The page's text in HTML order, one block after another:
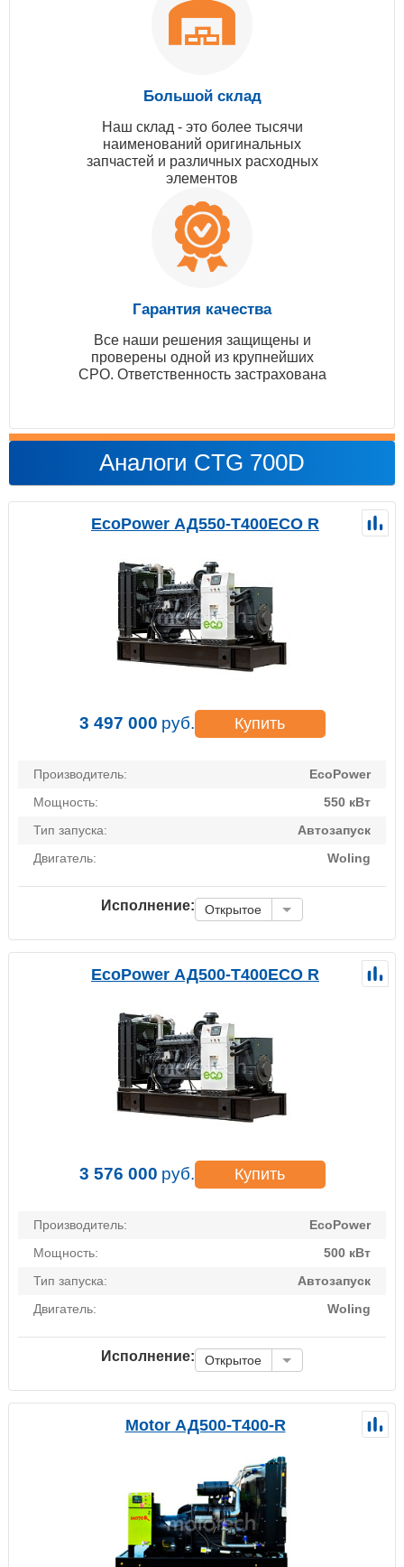
Большой склад
Наш склад - это более тысячи
наименований оригинальных
запчастей и различных расходных
элементов
Гарантия качества
Все наши решения защищены и
проверены одной из крупнейших
СРО. Ответственность застрахована
Аналоги CTG 700D
EcoPower АД550-T400ECO R
3 497 000 руб. Купить
Производитель:
EcoPower
Мощность:
550 кВт
Тип запуска:
Автозапуск
Двигатель:
Woling
Исполнение: Открытое
EcoPower АД500-T400ECO R
3 576 000 руб. Купить
Производитель:
EcoPower
Мощность:
500 кВт
Тип запуска:
Автозапуск
Двигатель:
Woling
Исполнение: Открытое
Motor АД500-Т400-R